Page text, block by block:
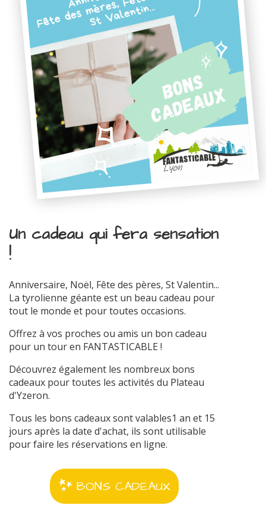
Un cadeau qui fera sensation
!
Anniversaire, Noël, Fête des pères, St Valentin...
La tyrolienne géante est un beau cadeau pour
tout le monde et pour toutes occasions.
Offrez à vos proches ou amis un bon cadeau
pour un tour en FANTASTICABLE !
Découvrez également les nombreux bons
cadeaux pour toutes les activités du Plateau
d'Yzeron.
Tous les bons cadeaux sont valables1 an et 15
jours après la date d'achat, ils sont utilisable
pour faire les réservations en ligne.
BONS CADEAUX